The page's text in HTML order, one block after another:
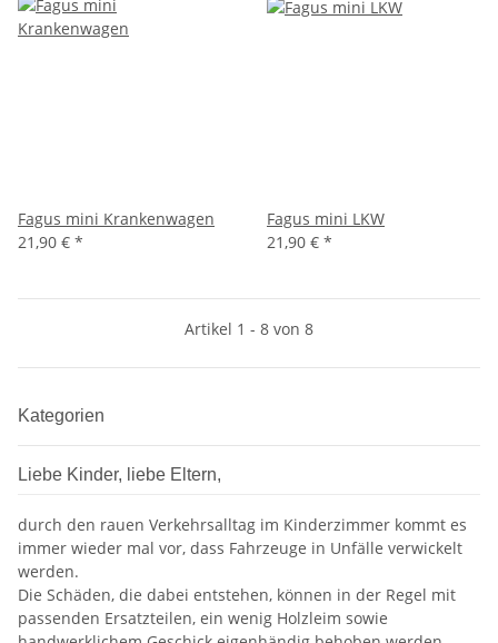
Fagus mini Krankenwagen
21,90 € *
Fagus mini LKW
21,90 € *
Artikel 1 - 8 von 8
Kategorien
Liebe Kinder, liebe Eltern,
durch den rauen Verkehrsalltag im Kinderzimmer kommt es
immer wieder mal vor, dass Fahrzeuge in Unfälle verwickelt
werden.
Die Schäden, die dabei entstehen, können in der Regel mit
passenden Ersatzteilen, ein wenig Holzleim sowie